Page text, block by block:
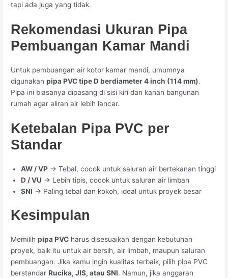
tapi ada juga yang tidak.
Rekomendasi Ukuran Pipa
Pembuangan Kamar Mandi
Untuk pembuangan air kotor kamar mandi, umumnya
digunakanpipa PVC tipe D berdiameter 4 inch (114 mm).
Pipa ini biasanya dipasang di sisi kiri dan kanan bangunan
rumah agar aliran air lebih lancar.
Ketebalan Pipa PVC per
Standar
AW / VP → Tebal, cocok untuk saluran air bertekanan tinggi
D / VU → Lebih tipis, cocok untuk saluran air limbah
SNI → Paling tebal dan kokoh, ideal untuk proyek besar
Kesimpulan
Memilihpipa PVC harus disesuaikan dengan kebutuhan
proyek, baik itu untuk air bersih, air limbah, maupun saluran
pembuangan. Jika kamu ingin kualitas terbaik, pilih pipa PVC
berstandarRucika, JIS, atau SNI. Namun, jika anggaran